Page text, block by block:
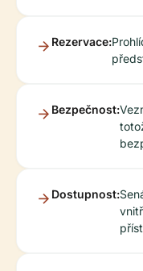
Rezervace:
Bezpečnost:
Dostupnost: